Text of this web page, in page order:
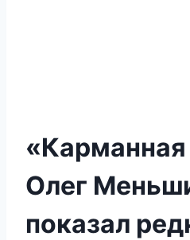
Олег
показал